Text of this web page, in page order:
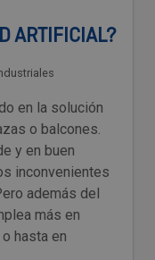
ARTIFICIAL?
en la solución
o balcones.
y en buen
inconvenientes
además del
más en
hasta en